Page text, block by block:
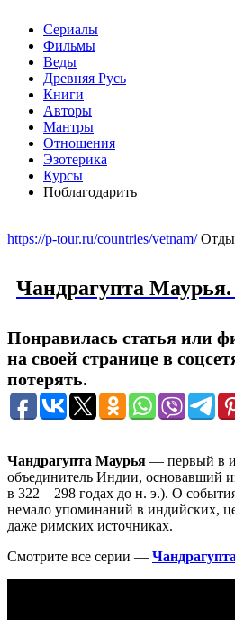
Сериалы
Фильмы
Веды
Древняя Русь
Книги
Авторы
Мантры
Отношения
Эзотерика
Курсы
Поблагодарить
https://p-tour.ru/countries/vetnam/
Чандрагупта Маурья.
Понравилась статья или
на своей странице в
потерять.
Чандрагупта Маурья — первый в
объединитель Индии, основавший
в 322—298 годах до н. э.). О
немало упоминаний в индийских,
даже римских источниках.
Смотрите все серии —